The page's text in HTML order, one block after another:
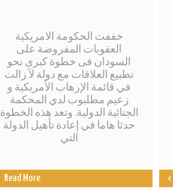
خففت الحكومة الامريكية
العقوبات المفروضة على
السودان فى خطوة كبرى نحو
تطبيع العلاقات مع دولة لآ زالت
في قائمة الإرهاب الأمريكية و
زعيم مطلبوب لدي المحكمة
الجنائية الدولية. وتعد هذه الخطوة
حدثا هاما في إعادة تأهيل الدولة
التي
Read More